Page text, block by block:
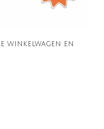
winkelwagen en